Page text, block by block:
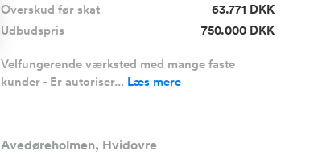
Overskud før skat
63.771 DKK
Udbudspris
750.000 DKK
Velfungerende værksted med mange faste
kunder - Er autoriser... Læs mere
Avedøreholmen, Hvidovre